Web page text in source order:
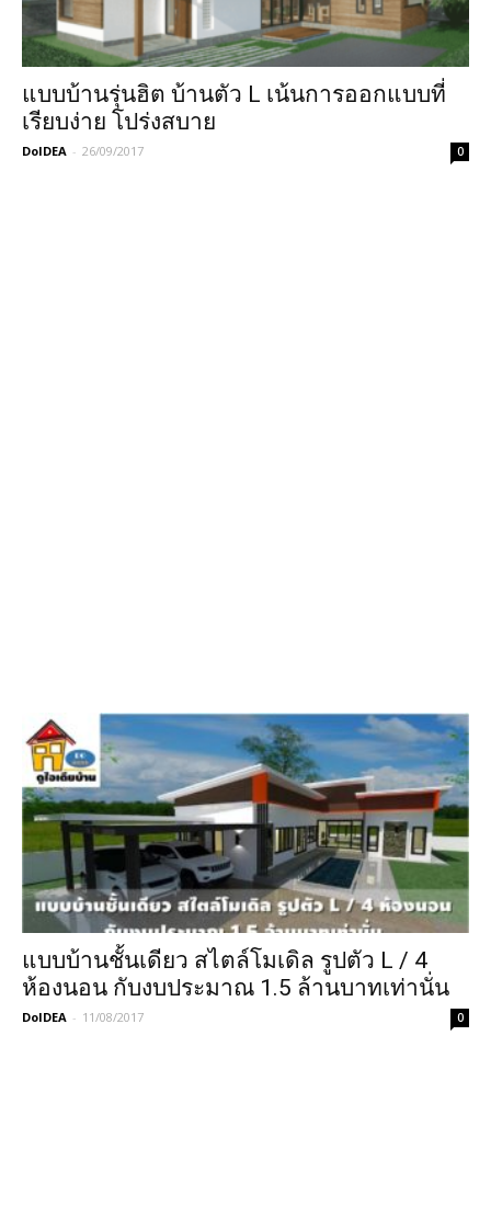
แบบบ้านรุ่นฮิต บ้านตัว L เน้นการออกแบบที่
เรียบง่าย โปร่งสบาย
DoIDEA - 26/09/2017 0
แบบบ้านชั้นเดียว สไตล์โมเดิล รูปตัว L / 4
ห้องนอน กับงบประมาณ 1.5 ล้านบาทเท่านั่น
DoIDEA - 11/08/2017 0